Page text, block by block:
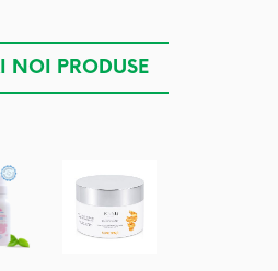
NOI PRODUSE